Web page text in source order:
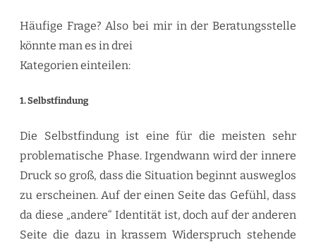
Häufige Frage? Also bei mir in der Beratungsstelle
könnte man es in drei
Kategorien einteilen:
1. Selbstfindung
Die Selbstfindung ist eine für die meisten sehr
problematische Phase. Irgendwann wird der innere
Druck so groß, dass die Situation beginnt ausweglos
zu erscheinen. Auf der einen Seite das Gefühl, dass
da diese „andere“ Identität ist, doch auf der anderen
Seite die dazu in krassem Widerspruch stehende